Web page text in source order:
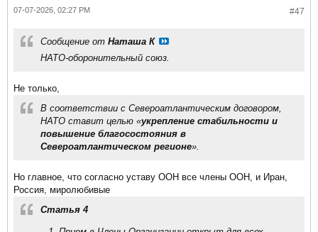
#47
07-07-2026, 02:27 PM
Сообщение от Наташа К
НАТО-оборонительный союз.
Не только,
В соответствии с Североатлантическим договором,
НАТО ставит целью «укрепление стабильности и
повышение благосостояния в
Североатлантическом регионе».​
Но главное, что согласно уставу ООН все члены ООН, и Иран,
Россия, миролюбивые
Статья 4